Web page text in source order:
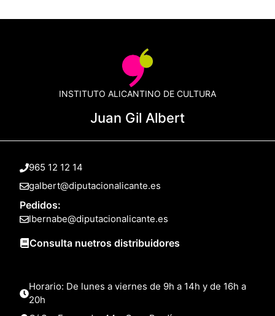
INSTITUTO ALICANTINO DE CULTURA
Juan Gil Albert
965 12 12 14
galbert@diputacionalicante.es
Pedidos:
lbernabe@diputacionalicante.es
Consulta nuetros distribuidores
Horario: De lunes a viernes de 9h a 14h y de 16h a
20h